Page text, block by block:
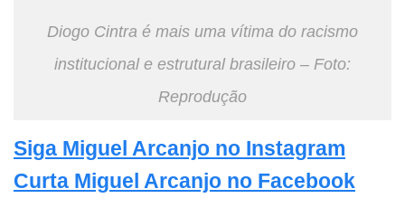
Diogo Cintra é mais uma vítima do racismo
institucional e estrutural brasileiro – Foto:
Reprodução
Siga Miguel Arcanjo no Instagram
Curta Miguel Arcanjo no Facebook